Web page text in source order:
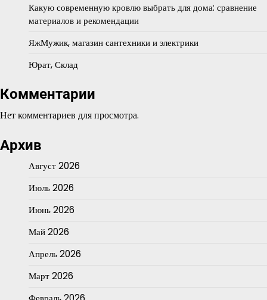
Какую современную кровлю выбрать для дома: сравнение
материалов и рекомендации
ЯжМужик, магазин сантехники и электрики
Юрат, Склад
Комментарии
Нет комментариев для просмотра.
Архив
Август 2026
Июль 2026
Июнь 2026
Май 2026
Апрель 2026
Март 2026